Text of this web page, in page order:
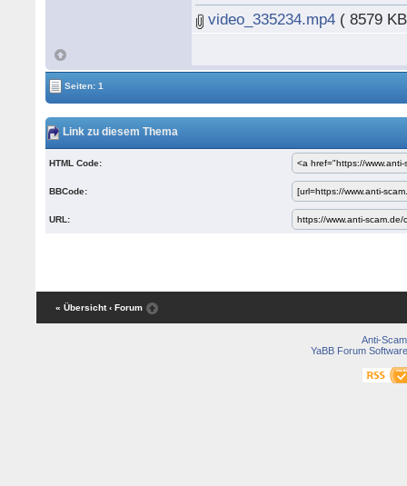
video_335234.mp4 ( 8579
Seiten: 1
Link zu diesem Thema
HTML Code:
BBCode:
URL:
« Übersicht ‹ Forum
Anti-Scam
YaBB Forum Software